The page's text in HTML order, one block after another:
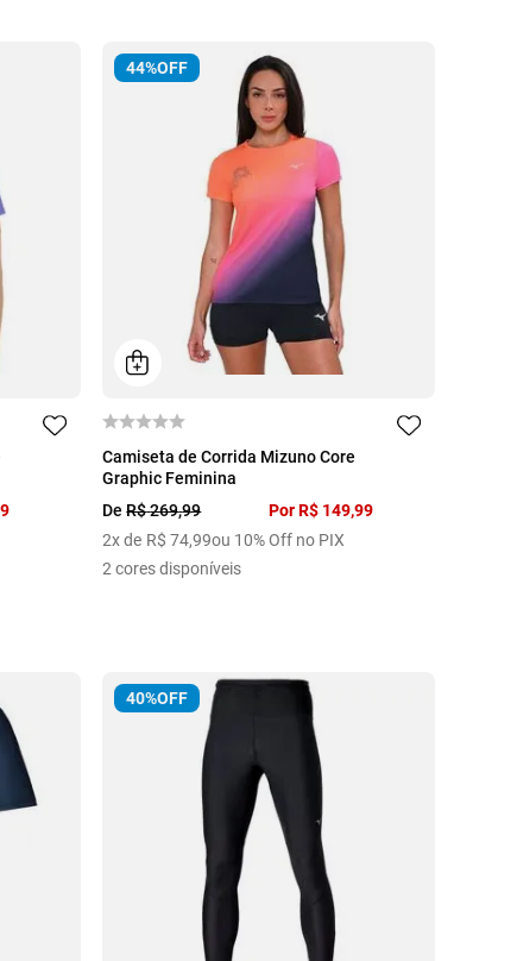
44%OFF
P
Camiseta de Corrida Mizuno Core
Graphic Feminina
DeR$269,99 PorR$ 149,99
2x de R$ 74,99ou 10% Off no PIX
2 cores disponíveis
40%OFF